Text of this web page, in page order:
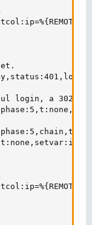
login, a 302